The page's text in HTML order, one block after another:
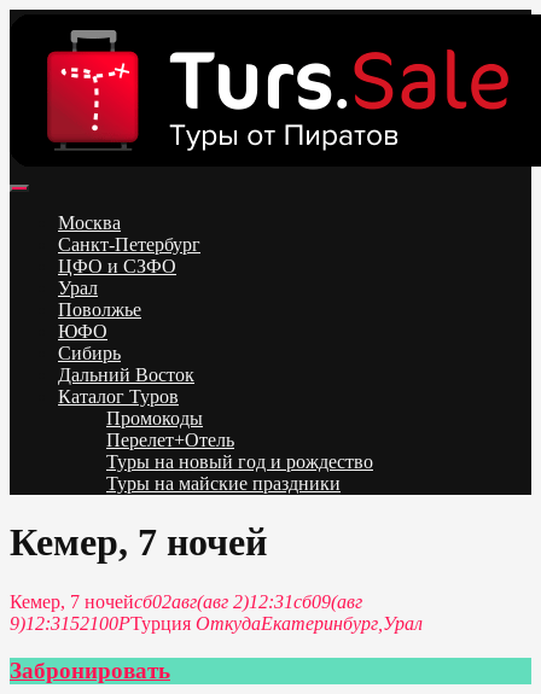
content
Низкие цены на путевки 3-7-10 ночей все включено, отдых на
море. Распродажа экскурсионных и горнолыжных туров.
Обновление каждый день. Официальный сайт Тур Сейл
Москва
Санкт-Петербург
ЦФО и СЗФО
Урал
Поволжье
ЮФО
Сибирь
Дальний Восток
Каталог Туров
Промокоды
Перелет+Отель
Туры на новый год и рождество
Туры на майские праздники
Кемер, 7 ночей
Кемер, 7 ночейсб02авг(авг 2)12:31сб09(авг
9)12:3152100PТурция ОткудаЕкатеринбург, Урал
Забронировать